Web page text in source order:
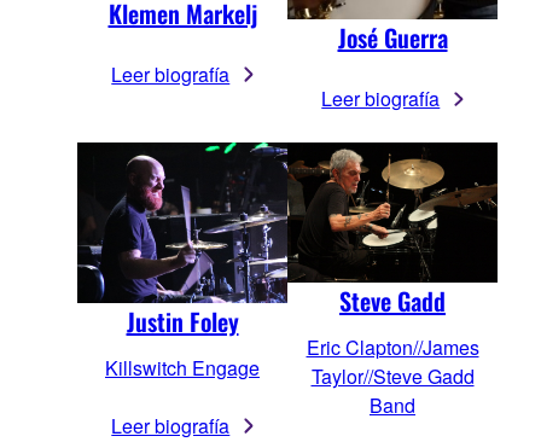
Klemen Markelj
Leer biografía
José Guerra
Leer biografía
Justin Foley
Killswitch Engage
Leer biografía
Steve Gadd
Eric Clapton//James
Taylor//Steve Gadd
Band